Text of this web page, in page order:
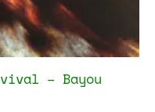
– Bayou